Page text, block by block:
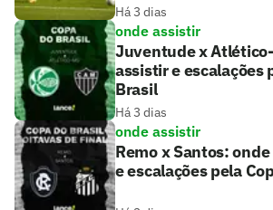
Há 3 dias
onde assistir
Juventude x
assistir e escalações
Brasil
Há 3 dias
onde assistir
Remo x Santos:
e escalações pela